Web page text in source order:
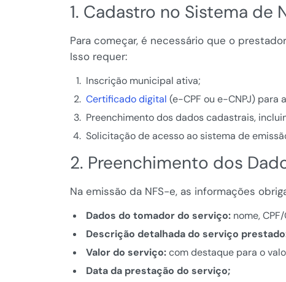
1. Cadastro no Sistema de
Para começar, é necessário que o
Isso requer:
Inscrição municipal ativa;
Certificado digital (e-CPF ou e-CNPJ) para
Preenchimento dos dados cadastrais,
Solicitação de acesso ao sistema de
2. Preenchimento dos
Na emissão da NFS-e, as informações
Dados do tomador do serviço:nome,
Descrição detalhada do serviço
Valor do serviço:com destaque para o
Data da prestação do serviço;